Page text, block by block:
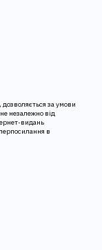
за умови
незалежно від
видань
в